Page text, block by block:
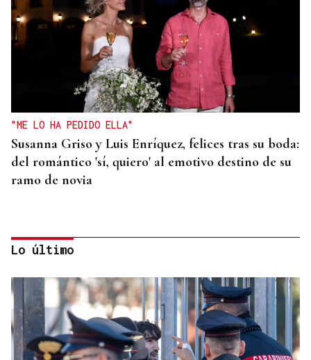
"ME LO HA PEDIDO ELLA"
Susanna Griso y Luis Enríquez, felices tras su boda:
del romántico 'sí, quiero' al emotivo destino de su
ramo de novia
Lo último